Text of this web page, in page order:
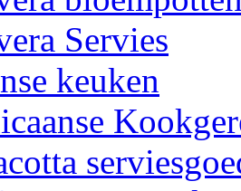
Servies
keuken